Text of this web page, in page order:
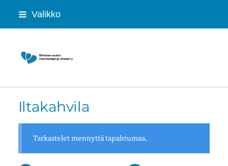
Siirry
Valikko
Riihimäen seudun Omaishoitajat ja
Iltakahvila
Tarkastelet mennyttä tapahtumaa.